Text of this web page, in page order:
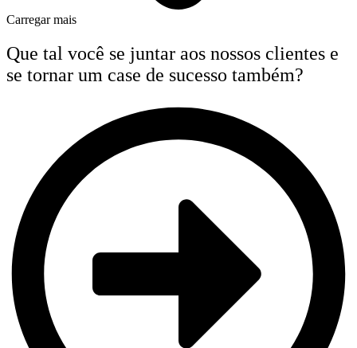
Carregar mais
Que tal você se juntar aos nossos clientes e
se tornar um case de sucesso também?